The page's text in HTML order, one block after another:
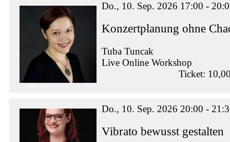
Do., 10. Sep. 2026 17:00 -
Konzertplanung ohne
Tuba Tuncak
Live Online Workshop
Ticket:
Do., 10. Sep. 2026 20:00 -
Vibrato bewusst gestalten